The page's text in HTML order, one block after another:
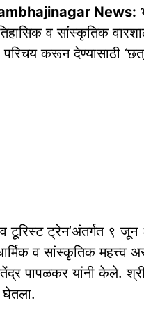
News:
व सांस्कृतिक
परिचय करून देण्यासाठी
टूरिस्ट ट्रेन’अंतर्गत ९
व सांस्कृतिक
पापळकर यांनी केले.
घेतला.